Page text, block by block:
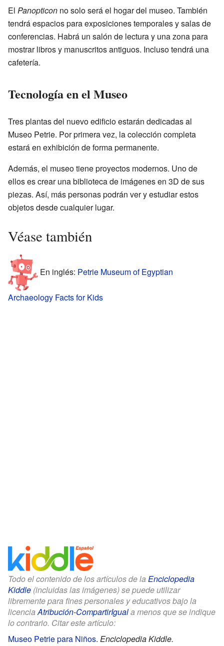
El Panopticon no solo será el hogar del museo. También
tendrá espacios para exposiciones temporales y salas de
conferencias. Habrá un salón de lectura y una zona para
mostrar libros y manuscritos antiguos. Incluso tendrá una
cafetería.
Tecnología en el Museo
Tres plantas del nuevo edificio estarán dedicadas al
Museo Petrie. Por primera vez, la colección completa
estará en exhibición de forma permanente.
Además, el museo tiene proyectos modernos. Uno de
ellos es crear una biblioteca de imágenes en 3D de sus
piezas. Así, más personas podrán ver y estudiar estos
objetos desde cualquier lugar.
Véase también
En inglés: Petrie Museum of Egyptian
Archaeology Facts for Kids
Todo el contenido de los artículos de la Enciclopedia
Kiddle (incluidas las imágenes) se puede utilizar
libremente para fines personales y educativos bajo la
licenciaAtribución-CompartirIguala menos que se indique
lo contrario. Citar este artículo:
Museo Petrie para Niños. Enciclopedia Kiddle.